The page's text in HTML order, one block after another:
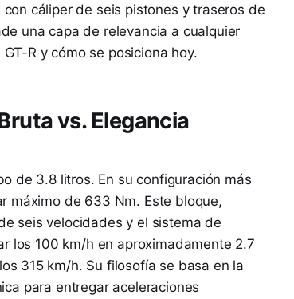
cáliper de seis pistones y traseros de
una capa de relevancia a cualquier
R y cómo se posiciona hoy.
vs. Elegancia
de 3.8 litros. En su configuración más
máximo de 633 Nm. Este bloque,
seis velocidades y el sistema de
los 100 km/h en aproximadamente 2.7
315 km/h. Su filosofía se basa en la
para entregar aceleraciones